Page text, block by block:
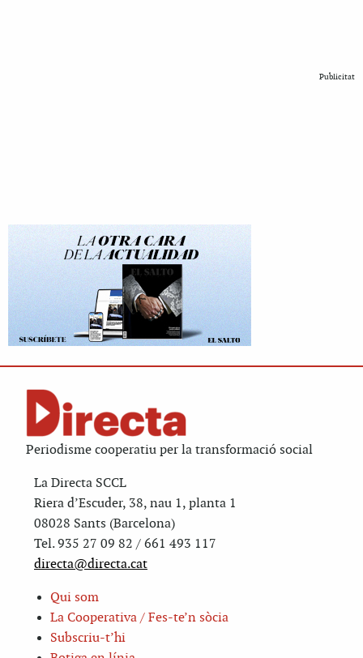
Publicitat
Periodisme cooperatiu per la transformació social
La Directa SCCL
Riera d’Escuder, 38, nau 1, planta 1
08028 Sants (Barcelona)
Tel. 935 27 09 82 / 661 493 117
directa@directa.cat
Qui som
La Cooperativa / Fes-te’n sòcia
Subscriu-t’hi